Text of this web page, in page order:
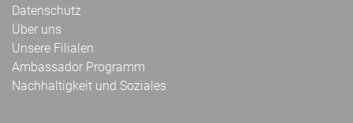
Datenschutz
Über uns
Unsere Filialen
Ambassador Programm
Nachhaltigkeit und Soziales